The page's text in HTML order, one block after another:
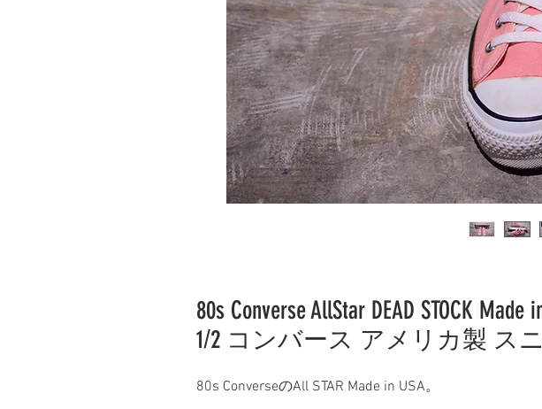
80s Converse AllStar DEAD STOCK Made
1/2 コンバース アメリカ製 ス
80s ConverseのAll STAR Made in USA。